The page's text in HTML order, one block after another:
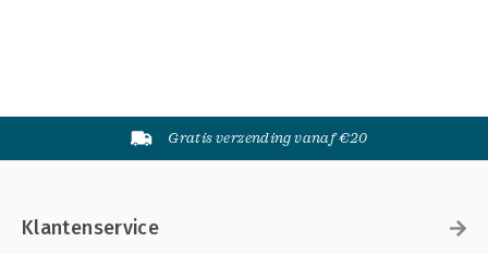
Gratis verzending vanaf €20
Klantenservice